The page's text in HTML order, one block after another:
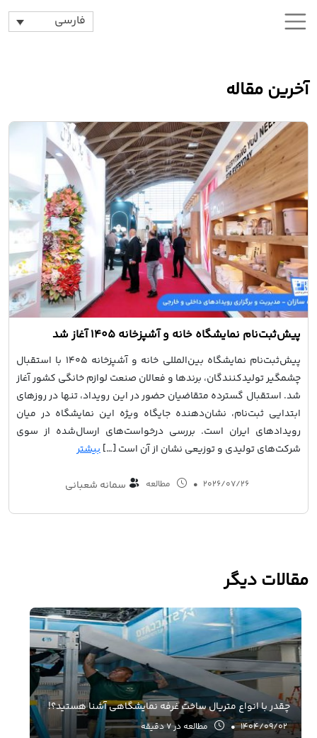
فارسی
آخرین مقاله
پیش‌ثبت‌نام نمایشگاه خانه و آشپزخانه ۱۴۰۵ آغاز شد
پیش‌ثبت‌نام نمایشگاه بین‌المللی خانه و آشپزخانه ۱۴۰۵ با استقبال
چشمگیر تولیدکنندگان، برندها و فعالان صنعت لوازم خانگی کشور آغاز
شد. استقبال گسترده متقاضیان حضور در این رویداد، تنها در روزهای
ابتدایی ثبت‌نام، نشان‌دهنده جایگاه ویژه این نمایشگاه در میان
رویدادهای ایران است. بررسی درخواست‌های ارسال‌شده از سوی
شرکت‌های تولیدی و توزیعی نشان از آن است […]بیشتر
2026/07/26
• مطالعه سمانه شعبانی
مقالات دیگر
چقدر با انواع متریال ساخت غرفه نمایشگاهی آشنا هستید؟!
1404/09/02
• مطالعه در 7 دقیقه